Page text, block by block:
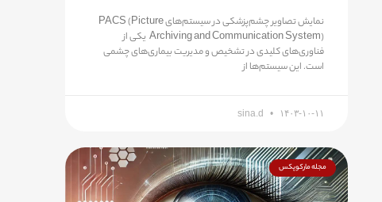
نمایش تصاویر چشم‌پزشکی در سیستم‌های PACS (Picture
Archiving and Communication System) یکی از
فناوری‌های کلیدی در تشخیص و مدیریت بیماری‌های چشمی
است. این سیستم‌ها از
sina.d ۱۴۰۳-۱۰-۱۱
مجله مارکوپکس